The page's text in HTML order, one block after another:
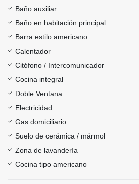
Baño auxiliar
Baño en habitación principal
Barra estilo americano
Calentador
Citófono / Intercomunicador
Cocina integral
Doble Ventana
Electricidad
Gas domiciliario
Suelo de cerámica / mármol
Zona de lavandería
Cocina tipo americano